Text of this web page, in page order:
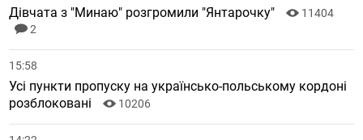
Дівчата з "Минаю" розгромили "Янтарочку"
11404
2
15:58
Усі пункти пропуску на українсько-польському кордоні
розблоковані
10206